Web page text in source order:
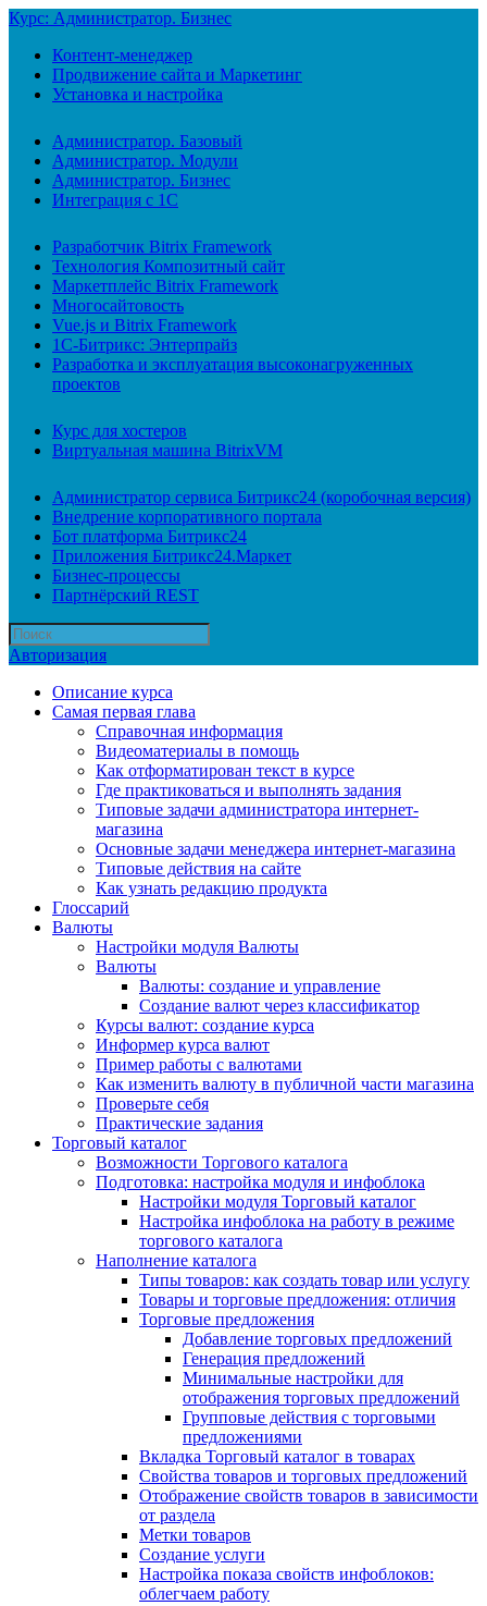
Курс: Администратор. Бизнес
Контент-менеджер
Продвижение сайта и Маркетинг
Установка и настройка
Администратор. Базовый
Администратор. Модули
Администратор. Бизнес
Интеграция с 1С
Разработчик Bitrix Framework
Технология Композитный сайт
Маркетплейс Bitrix Framework
Многосайтовость
Vue.js и Bitrix Framework
1С-Битрикс: Энтерпрайз
Разработка и эксплуатация высоконагруженных
проектов
Курс для хостеров
Виртуальная машина BitrixVM
Администратор сервиса Битрикс24 (коробочная версия)
Внедрение корпоративного портала
Бот платформа Битрикс24
Приложения Битрикс24.Маркет
Бизнес-процессы
Партнёрский REST
Авторизация
Описание курса
Самая первая глава
Справочная информация
Видеоматериалы в помощь
Как отформатирован текст в курсе
Где практиковаться и выполнять задания
Типовые задачи администратора интернет-
магазина
Основные задачи менеджера интернет-магазина
Типовые действия на сайте
Как узнать редакцию продукта
Глоссарий
Валюты
Настройки модуля Валюты
Валюты
Валюты: создание и управление
Создание валют через классификатор
Курсы валют: создание курса
Информер курса валют
Пример работы с валютами
Как изменить валюту в публичной части магазина
Проверьте себя
Практические задания
Торговый каталог
Возможности Торгового каталога
Подготовка: настройка модуля и инфоблока
Настройки модуля Торговый каталог
Настройка инфоблока на работу в режиме
торгового каталога
Наполнение каталога
Типы товаров: как создать товар или услугу
Товары и торговые предложения: отличия
Торговые предложения
Добавление торговых предложений
Генерация предложений
Минимальные настройки для
отображения торговых предложений
Групповые действия с торговыми
предложениями
Вкладка Торговый каталог в товарах
Свойства товаров и торговых предложений
Отображение свойств товаров в зависимости
от раздела
Метки товаров
Создание услуги
Настройка показа свойств инфоблоков:
облегчаем работу